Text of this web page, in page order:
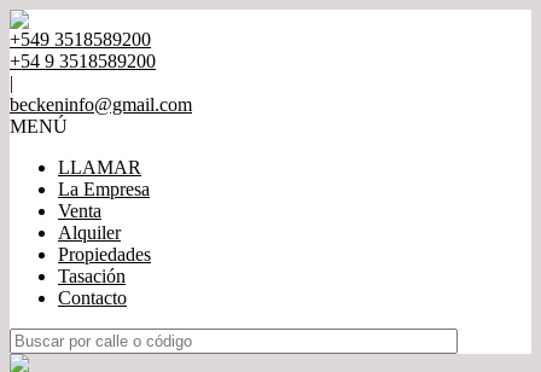
+549 3518589200
+54 9 3518589200
|
beckeninfo@gmail.com
MENÚ
LLAMAR
La Empresa
Venta
Alquiler
Propiedades
Tasación
Contacto